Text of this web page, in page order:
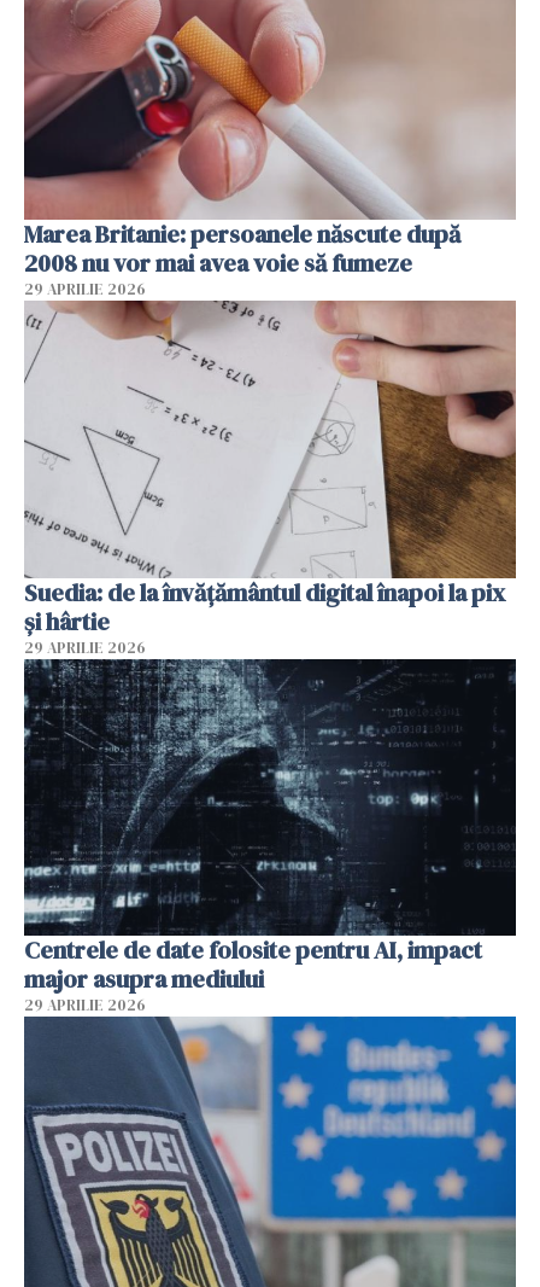
Marea Britanie: persoanele născute după
2008 nu vor mai avea voie să fumeze
29 APRILIE 2026
Suedia: de la învățământul digital înapoi la pix
și hârtie
29 APRILIE 2026
Centrele de date folosite pentru AI, impact
major asupra mediului
29 APRILIE 2026